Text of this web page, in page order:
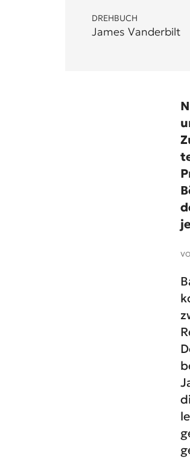
DREHBUCH
James Vanderbilt